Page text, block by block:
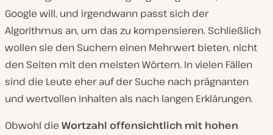
Google will, und irgendwann passt sich der
Algorithmus an, um das zu kompensieren. Schließlich
wollen sie den Suchern einen Mehrwert bieten, nicht
den Seiten mit den meisten Wörtern. In vielen Fällen
sind die Leute eher auf der Suche nach prägnanten
und wertvollen Inhalten als nach langen Erklärungen.
Obwohl die Wortzahl offensichtlich mit hohen